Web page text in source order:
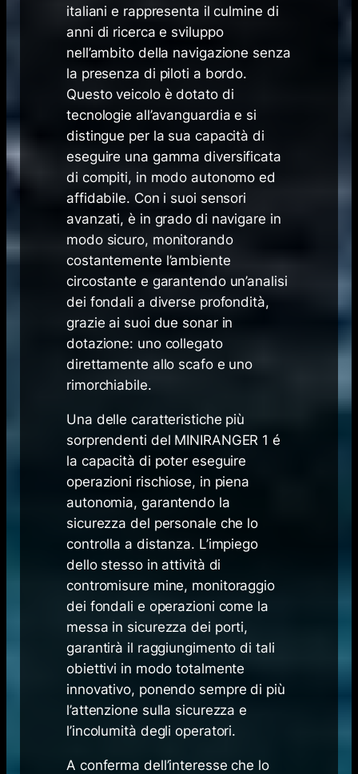
italiani e rappresenta il culmine di
anni di ricerca e sviluppo
nell’ambito della navigazione senza
la presenza di piloti a bordo.
Questo veicolo è dotato di
tecnologie all’avanguardia e si
distingue per la sua capacità di
eseguire una gamma diversificata
di compiti, in modo autonomo ed
affidabile. Con i suoi sensori
avanzati, è in grado di navigare in
modo sicuro, monitorando
costantemente l’ambiente
circostante e garantendo un’analisi
dei fondali a diverse profondità,
grazie ai suoi due sonar in
dotazione: uno collegato
direttamente allo scafo e uno
rimorchiabile.
Una delle caratteristiche più
sorprendenti del MINIRANGER 1 é
la capacità di poter eseguire
operazioni rischiose, in piena
autonomia, garantendo la
sicurezza del personale che lo
controlla a distanza. L’impiego
dello stesso in attività di
contromisure mine, monitoraggio
dei fondali e operazioni come la
messa in sicurezza dei porti,
garantirà il raggiungimento di tali
obiettivi in modo totalmente
innovativo, ponendo sempre di più
l’attenzione sulla sicurezza e
l’incolumità degli operatori.
A conferma dell’interesse che lo